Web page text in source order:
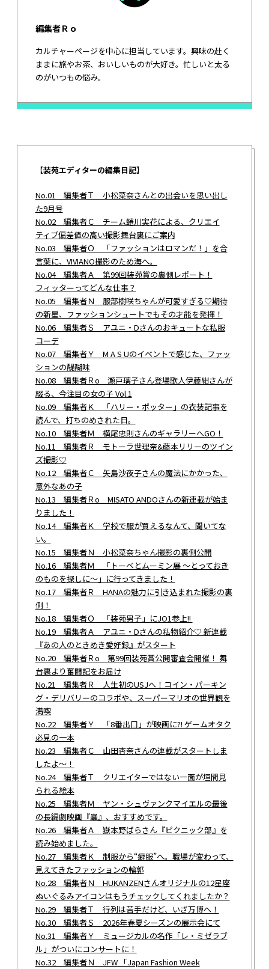
編集者Ｒｏ
カルチャーページを中心に担当しています。興味の赴く
ままに旅やお茶、おいしいものが大好き。忙しいと太る
のがいつもの悩み。
【装苑エディターの編集日記】
No.01 編集者Ｔ 小松菜奈さんとの出会いを思い出し
た9月号
No.02 編集者Ｃ チーム蜷川実花による、クリエイ
ティブ偏差値の高い撮影舞台裏にご案内
No.03 編集者Ｏ 「ファッションはロマンだ！」を合
言葉に、VIVIANO撮影のため海へ。
No.04 編集者Ａ 第99回装苑賞の裏側レポート！
フィッターってどんな仕事？
No.05 編集者Ｎ 服部樹咲ちゃんが可愛すぎる♡期待
の新星、ファッションシュートでもその才能を発揮！
No.06 編集者Ｓ アユニ・Dさんのおキュートな私服
コーデ
No.07 編集者Ｙ M A S Uのイベントで感じた、ファッ
ションの醍醐味
No.08 編集者Ｒo 瀬戸璃子さん登場歌人伊藤紺さんが
綴る、今注目の女の子 Vol.1
No.09 編集者Ｋ 「ハリー・ポッター」の衣装記事を
読んで、打ちのめされた日。
No.10 編集者Ｍ 横尾忠則さんのギャラリーへGO！
No.11 編集者Ｒ モトーラ世理奈&藤本リリーのツイン
ズ撮影♡
No.12 編集者Ｃ 矢島沙夜子さんの魔法にかかった、
意外なあの子
No.13 編集者Ｒo MISATO ANDOさんの新連載が始ま
りました！
No.14 編集者Ｋ 学校で服が買えるなんて、聞いてな
い。
No.15 編集者Ｎ 小松菜奈ちゃん撮影の裏側公開
No.16 編集者Ｍ 「トーベとムーミン展 ～とっておき
のものを探しに～」に行ってきました！
No.17 編集者Ｒ HANAの魅力に引き込まれた撮影の裏
側！
No.18 編集者Ｏ 「装苑男子」にJO1参上!!
No.19 編集者Ａ アユニ・Dさんの私物紹介♡ 新連載
『あの人のときめき愛好録』がスタート
No.20 編集者Ｒo 第99回装苑賞公開審査会開催！ 舞
台裏より奮闘記をお届け
No.21 編集者Ｒ 人生初のUSJへ！コイン・パーキン
グ・デリバリーのコラボや、スーパーマリオの世界観を
満喫
No.22 編集者Ｙ 「8番出口」が映画に?! ゲームオタク
必見の一本
No.23 編集者Ｃ 山田杏奈さんの連載がスタートしま
したよ～！
No.24 編集者Ｔ クリエイターではない一面が垣間見
られる絵本
No.25 編集者Ｍ ヤン・シュヴァンクマイエルの最後
の長編劇映画『蟲』、おすすめです。
No.26 編集者Ａ 嶽本野ばらさん『ピクニック部』を
読み始めました。
No.27 編集者Ｋ 制服から“癖服”へ。職場が変わって、
見えてきたファッションの輪郭
No.28 編集者Ｎ HUKANZENさんオリジナルの12星座
ぬいぐるみアイコンはもうチェックしてくれましたか？
No.29 編集者Ｔ 行列は苦手だけど、いざ万博へ！
No.30 編集者Ｓ 2026年春夏シーズンの展示会にて
No.31 編集者Ｙ ミュージカルの名作「レ・ミゼラブ
ル」がついにコンサートに！
No.32 編集者Ｎ JFW 「Japan Fashion Week